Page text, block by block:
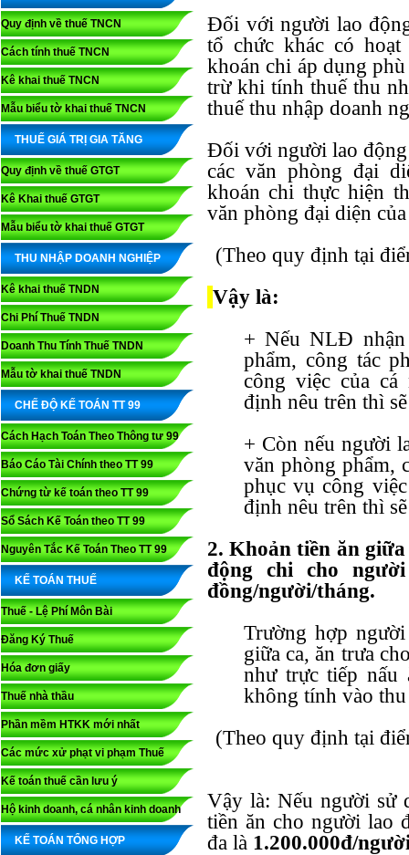
Quy định về thuế TNCN
Cách tính thuế TNCN
Kê khai thuế TNCN
Mẫu biểu tờ khai thuế TNCN
THUẾ GIÁ TRỊ GIA TĂNG
Quy định về thuế GTGT
Kê Khai thuế GTGT
Mẫu biểu tờ khai thuế GTGT
THU NHẬP DOANH NGHIỆP
Kê khai thuế TNDN
Chi Phí Thuế TNDN
Doanh Thu Tính Thuế TNDN
Mẫu tờ khai thuế TNDN
CHẾ ĐỘ KẾ TOÁN TT 99
Cách Hạch Toán Theo Thông tư 99
Báo Cáo Tài Chính theo TT 99
Chứng từ kế toán theo TT 99
Sổ Sách Kế Toán theo TT 99
Nguyên Tắc Kế Toán Theo TT 99
KẾ TOÁN THUẾ
Thuế - Lệ Phí Môn Bài
Đăng Ký Thuế
Hóa đơn giấy
Thuế nhà thầu
Phần mềm HTKK mới nhất
Các mức xử phạt vi phạm Thuế
Kế toán thuế cần lưu ý
Hộ kinh doanh, cá nhân kinh doanh
KẾ TOÁN TỔNG HỢP
Đối với người lao
tổ chức khác có
khoán chi áp dụng
trừ khi tính thuế thu
thuế thu nhập doanh
Đối với người lao động
các văn phòng đại
khoán chi thực hiện
văn phòng đại diện
(Theo quy định tại
Vậy là:
+ Nếu NLĐ nhận
phẩm, công tác
công việc của
định nêu trên thì
+ Còn nếu người
văn phòng phẩm,
phục vụ công
định nêu trên thì
2. Khoản tiền ăn
động chi cho
đồng/người/tháng.
Trường hợp
giữa ca, ăn trưa
như trực tiếp nấu
không tính vào
(Theo quy định tại
Vậy là: Nếu người sử
tiền ăn cho người lao
đa là 1.200.000đ/